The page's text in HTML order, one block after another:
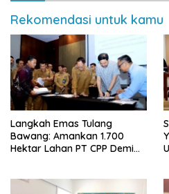
Rekomendasi untuk kamu
Langkah Emas Tulang
Bawang: Amankan 1.700
Hektar Lahan PT CPP Demi